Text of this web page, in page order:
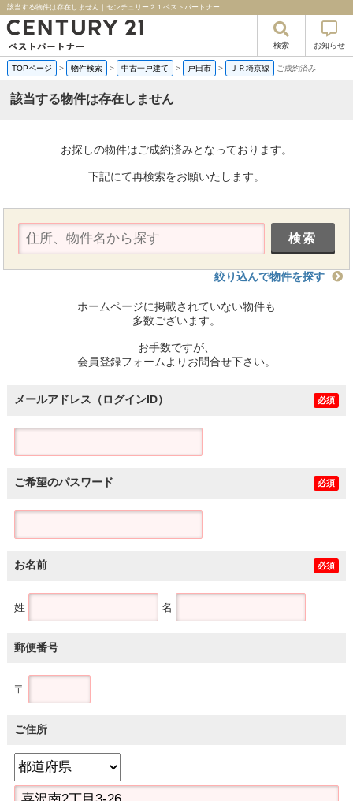
該当する物件は存在しません｜センチュリー２１ベストパートナー
検索 お知らせ
TOPページ > 物件検索 > 中古一戸建て > 戸田市 > ＪＲ埼京線 ご成約済み
該当する物件は存在しません
お探しの物件はご成約済みとなっております。
下記にて再検索をお願いたします。
絞り込んで物件を探す
ホームページに掲載されていない物件も
多数ございます。
お手数ですが、
会員登録フォームよりお問合せ下さい。
メールアドレス（ログインID） 必須
ご希望のパスワード 必須
お名前 必須
姓 名
郵便番号
〒
ご住所